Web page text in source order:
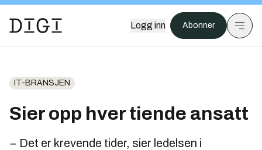
Logg inn Abonner
IT-BRANSJEN
Sier opp hver tiende ansatt
− Det er krevende tider, sier ledelsen i